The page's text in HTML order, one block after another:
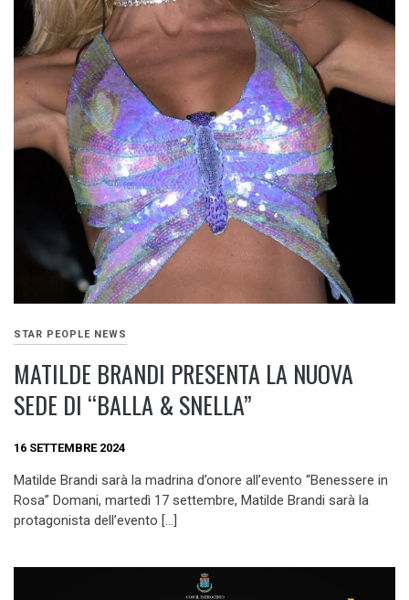
STAR PEOPLE NEWS
MATILDE BRANDI PRESENTA LA NUOVA
SEDE DI “BALLA & SNELLA”
16 SETTEMBRE 2024
Matilde Brandi sarà la madrina d’onore all’evento “Benessere in
Rosa” Domani, martedì 17 settembre, Matilde Brandi sarà la
protagonista dell’evento […]